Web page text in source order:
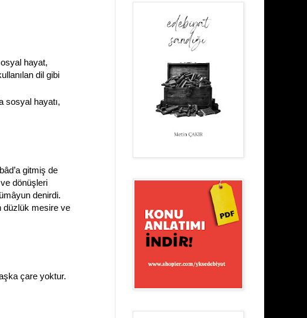
hayat,
dil gibi
sosyal hayatı,
gitmiş de
dönüşleri
denirdi.
düzlük mesire ve
çare yoktur.